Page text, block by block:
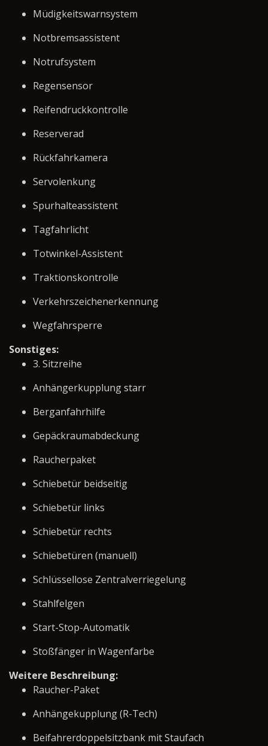
Müdigkeitswarnsystem
Notbremsassistent
Notrufsystem
Regensensor
Reifendruckkontrolle
Reserverad
Rückfahrkamera
Servolenkung
Spurhalteassistent
Tagfahrlicht
Totwinkel-Assistent
Traktionskontrolle
Verkehrszeichenerkennung
Wegfahrsperre
Sonstiges:
3. Sitzreihe
Anhängerkupplung starr
Berganfahrhilfe
Gepäckraumabdeckung
Raucherpaket
Schiebetür beidseitig
Schiebetür links
Schiebetür rechts
Schiebetüren (manuell)
Schlüssellose Zentralverriegelung
Stahlfelgen
Start-Stop-Automatik
Stoßfänger in Wagenfarbe
Weitere Beschreibung:
Raucher-Paket
Anhängekupplung (R-Tech)
Beifahrerdoppelsitzbank mit Staufach